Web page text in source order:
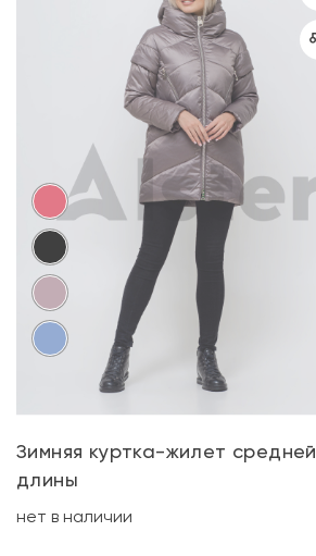
Зимняя куртка-жилет средней
длины
нет в наличии